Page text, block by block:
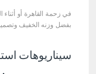
في زحمة القاهرة أو
بفضل وزنه الخفيف
سيناريوهات